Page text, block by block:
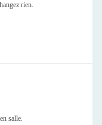
rien.
salle.